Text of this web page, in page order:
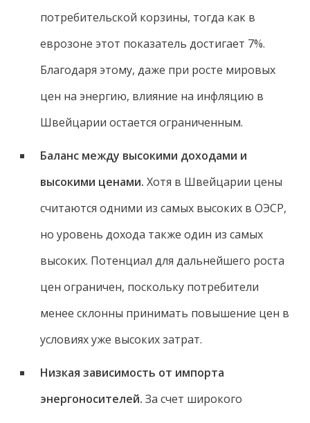
потребительской корзины, тогда как в
еврозоне этот показатель достигает 7%.
Благодаря этому, даже при росте мировых
цен на энергию, влияние на инфляцию в
Швейцарии остается ограниченным.
Баланс между высокими доходами и
высокими ценами. Хотя в Швейцарии цены
считаются одними из самых высоких в ОЭСР,
но уровень дохода также один из самых
высоких. Потенциал для дальнейшего роста
цен ограничен, поскольку потребители
менее склонны принимать повышение цен в
условиях уже высоких затрат.
Низкая зависимость от импорта
энергоносителей. За счет широкого